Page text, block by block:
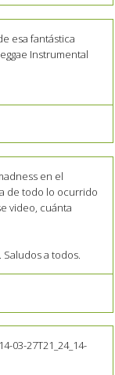
esa fantástica
Instrumental
en el
de todo lo ocurrido
video, cuánta
a todos.
03-27T21_24_14-